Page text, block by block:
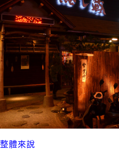
整體來說